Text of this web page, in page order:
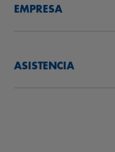
BENEFIT
EMPRESA
ASISTENCIA